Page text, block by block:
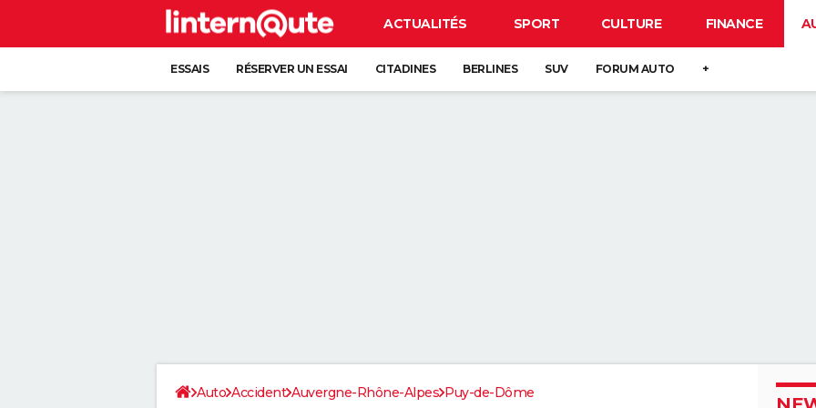
ACTUALITÉS SPORT CULTURE FINANCE
ESSAIS RÉSERVER UN ESSAI CITADINES BERLINES SUV FORUM AUTO +
Auto Accident Auvergne-Rhône-Alpes Puy-de-Dôme